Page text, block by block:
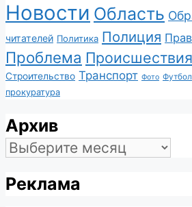
Новости Область
читателей Политика Полиция
Проблема Происшествия
Строительство Транспорт Фото Футбол
прокуратура
Архив
Архив
Реклама